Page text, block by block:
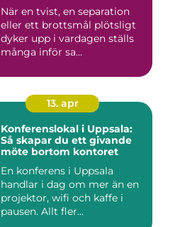
När en tvist, en separation
eller ett brottsmål plötsligt
dyker upp i vardagen ställs
många inför sa...
13. apr
Konferenslokal i Uppsala:
Så skapar du ett givande
möte bortom kontoret
En konferens i Uppsala
handlar i dag om mer än en
projektor, wifi och kaffe i
pausen. Allt fler...